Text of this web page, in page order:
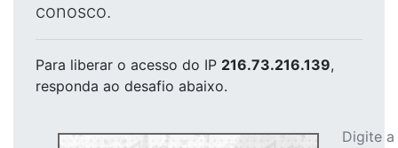
conosco.
Para liberar o acesso do IP 216.73.216.139,
responda ao desafio abaixo.
Digite